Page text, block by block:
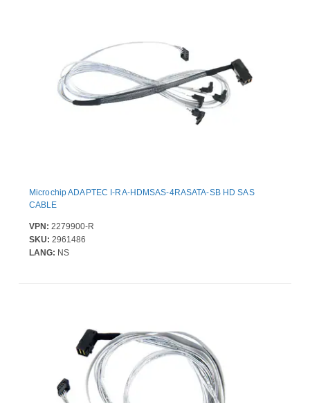
Microchip ADAPTEC I-RA-HDMSAS-4RASATA-SB HD SAS
CABLE
VPN: 2279900-R
SKU: 2961486
LANG: NS